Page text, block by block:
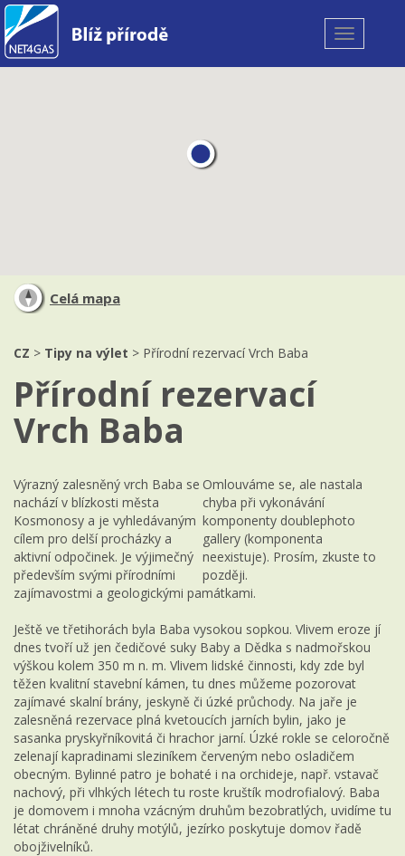
Toggle
navigation
Celá mapa
CZ > Tipy na výlet > Přírodní rezervací Vrch Baba
Přírodní rezervací
Vrch Baba
Omlouváme se, ale nastala
chyba při vykonávání
komponenty doublephoto
gallery (komponenta
neexistuje). Prosím, zkuste to
později.
Výrazný zalesněný vrch Baba se
nachází v blízkosti města
Kosmonosy a je vyhledávaným
cílem pro delší procházky a
aktivní odpočinek. Je výjimečný
především svými přírodními
zajímavostmi a geologickými památkami.
Ještě ve třetihorách byla Baba vysokou sopkou. Vlivem eroze jí
dnes tvoří už jen čedičové suky Baby a Dědka s nadmořskou
výškou kolem 350 m n. m. Vlivem lidské činnosti, kdy zde byl
těžen kvalitní stavební kámen, tu dnes můžeme pozorovat
zajímavé skalní brány, jeskyně či úzké průchody. Na jaře je
zalesněná rezervace plná kvetoucích jarních bylin, jako je
sasanka pryskyřníkovitá či hrachor jarní. Úzké rokle se celoročně
zelenají kapradinami sleziníkem červeným nebo osladičem
obecným. Bylinné patro je bohaté i na orchideje, např. vstavač
nachový, při vlhkých létech tu roste kruštík modrofialový. Baba
je domovem i mnoha vzácným druhům bezobratlých, uvidíme tu
létat chráněné druhy motýlů, jezírko poskytuje domov řadě
obojživelníků.